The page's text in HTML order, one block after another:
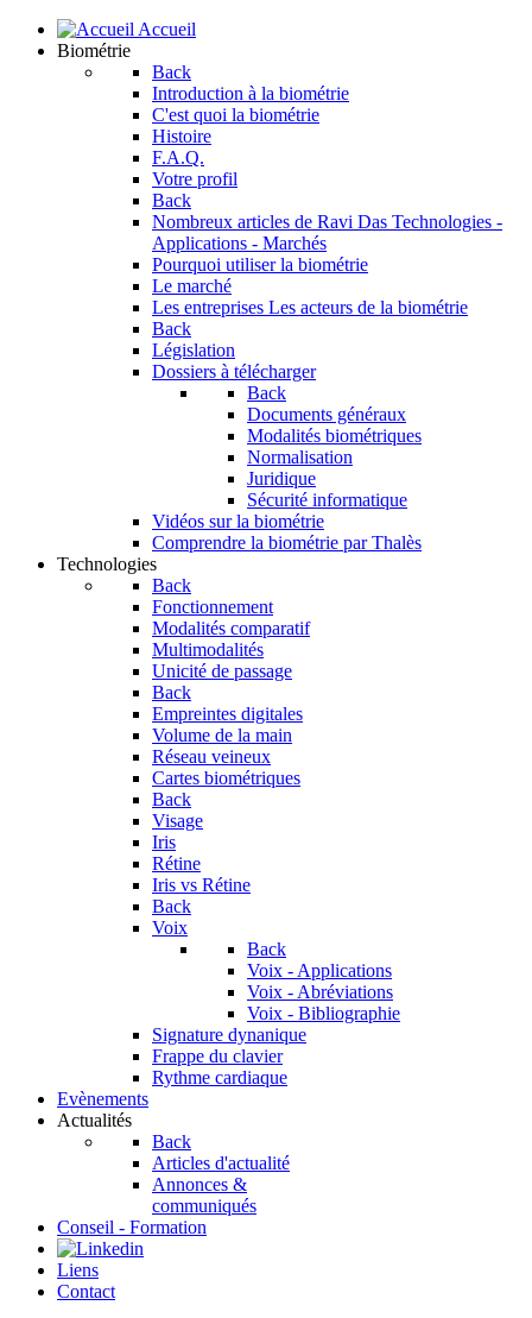
Accueil
Biométrie
Back
Introduction à la biométrie
C'est quoi la biométrie
Histoire
F.A.Q.
Votre profil
Back
Nombreux articles de Ravi Das Technologies -
Applications - Marchés
Pourquoi utiliser la biométrie
Le marché
Les entreprises Les acteurs de la biométrie
Back
Législation
Dossiers à télécharger
Back
Documents généraux
Modalités biométriques
Normalisation
Juridique
Sécurité informatique
Vidéos sur la biométrie
Comprendre la biométrie par Thalès
Technologies
Back
Fonctionnement
Modalités comparatif
Multimodalités
Unicité de passage
Back
Empreintes digitales
Volume de la main
Réseau veineux
Cartes biométriques
Back
Visage
Iris
Rétine
Iris vs Rétine
Back
Voix
Back
Voix - Applications
Voix - Abréviations
Voix - Bibliographie
Signature dynanique
Frappe du clavier
Rythme cardiaque
Evènements
Actualités
Back
Articles d'actualité
Annonces &
communiqués
Conseil - Formation
Liens
Contact